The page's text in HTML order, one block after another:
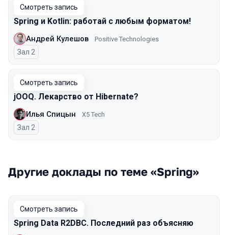
Смотреть запись
Spring и Kotlin: работай с любым форматом!
Андрей Кулешов Positive Technologies
Зал 2
Смотреть запись
jOOQ. Лекарство от Hibernate?
Илья Спицын X5 Tech
Зал 2
Другие доклады по теме «Spring»
Смотреть запись
Spring Data R2DBC. Последний раз объясняю